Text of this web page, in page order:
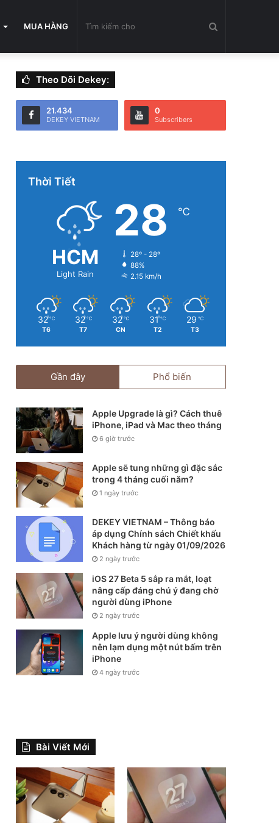
MUA HÀNG
cho
Theo Dõi Dekey:
21.434
DEKEY VIETNAM
0
Subscribers
Thời Tiết
HCM
Light Rain
28 ℃
28º - 28º
88%
2.15 km/h
32 ℃
T6
32 ℃
T7
32 ℃
CN
31 ℃
T2
29 ℃
T3
Gần đây Phổ biến
Apple Upgrade là gì? Cách thuê
iPhone, iPad và Mac theo tháng
6 giờ trước
Apple sẽ tung những gì đặc sắc
trong 4 tháng cuối năm?
1 ngày trước
DEKEY VIETNAM – Thông báo
áp dụng Chính sách Chiết khấu
Khách hàng từ ngày 01/09/2026
2 ngày trước
iOS 27 Beta 5 sắp ra mắt, loạt
nâng cấp đáng chú ý đang chờ
người dùng iPhone
2 ngày trước
Apple lưu ý người dùng không
nên lạm dụng một nút bấm trên
iPhone
4 ngày trước
Bài Viết Mới